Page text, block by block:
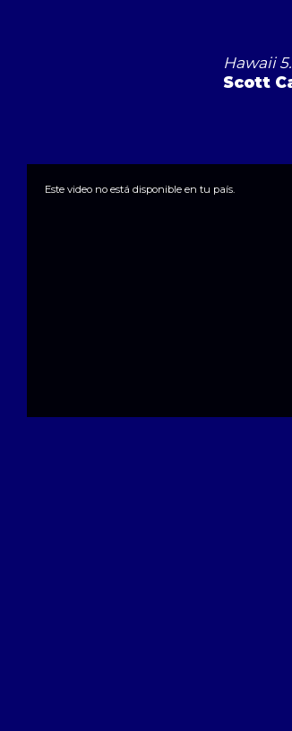
Hawaii
Scott
modalEste video no está disponible en tu país.